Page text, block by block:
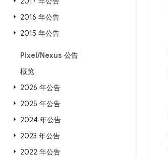
2016 年公告
2015 年公告
Pixel/Nexus 公告
概览
2026 年公告
2025 年公告
2024 年公告
2023 年公告
2022 年公告